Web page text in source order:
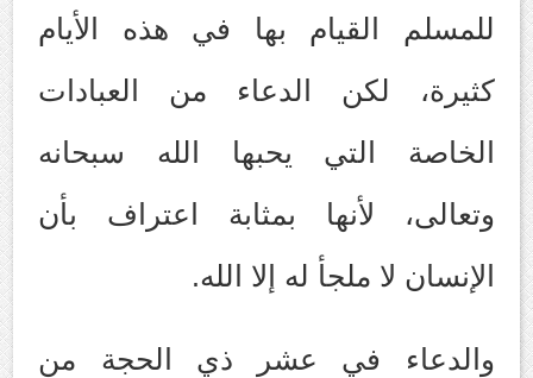
للمسلم القيام بها في هذه الأيام
كثيرة، لكن الدعاء من العبادات
الخاصة التي يحبها الله سبحانه
وتعالى، لأنها بمثابة اعتراف بأن
الإنسان لا ملجأ له إلا الله.
والدعاء في عشر ذي الحجة من